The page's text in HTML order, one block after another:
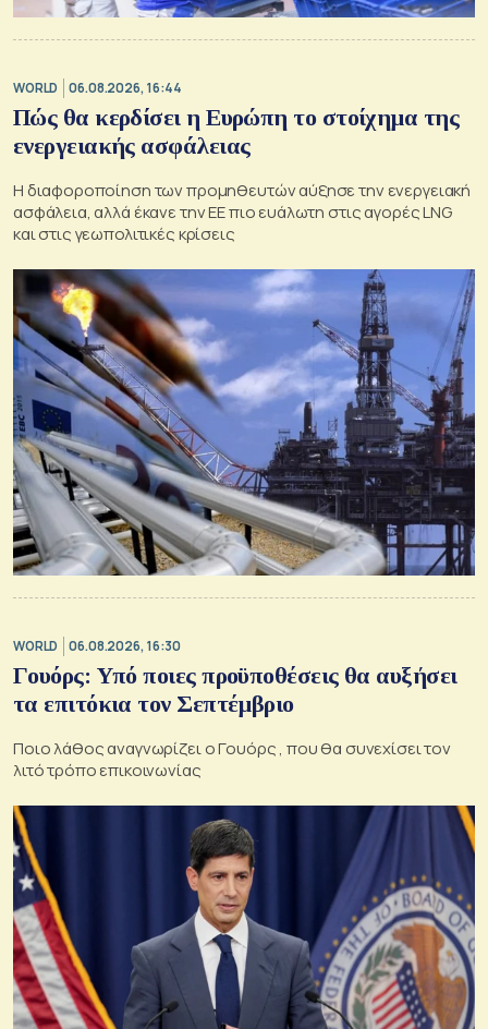
WORLD 06.08.2026, 16:44
Πώς θα κερδίσει η Ευρώπη το στοίχημα της
ενεργειακής ασφάλειας
Η διαφοροποίηση των προμηθευτών αύξησε την ενεργειακή
ασφάλεια, αλλά έκανε την ΕΕ πιο ευάλωτη στις αγορές LNG
και στις γεωπολιτικές κρίσεις
WORLD 06.08.2026, 16:30
Γουόρς: Υπό ποιες προϋποθέσεις θα αυξήσει
τα επιτόκια τον Σεπτέμβριο
Ποιο λάθος αναγνωρίζει ο Γουόρς , που θα συνεχίσει τον
λιτό τρόπο επικοινωνίας